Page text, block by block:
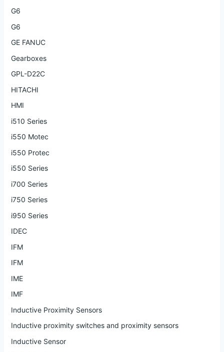
G6
G6
GE FANUC
Gearboxes
GPL-D22C
HITACHI
HMI
i510 Series
i550 Motec
i550 Protec
i550 Series
i700 Series
i750 Series
i950 Series
IDEC
IFM
IFM
IME
IMF
Inductive Proximity Sensors
Inductive proximity switches and proximity sensors
Inductive Sensor